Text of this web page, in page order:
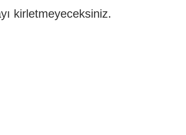
kirletmeyeceksiniz.